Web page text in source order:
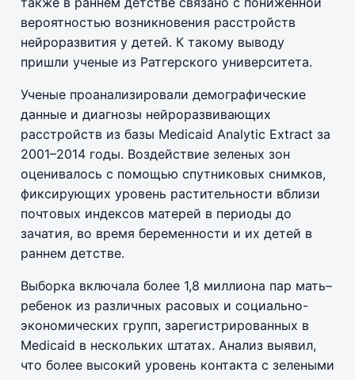
вероятностью возникновения расстройств
нейроразвития у детей. К такому выводу
пришли ученые из Ратгерского университета.
Ученые проанализировали демографические
данные и диагнозы нейроразвивающих
расстройств из базы Medicaid Analytic Extract за
2001–2014 годы. Воздействие зеленых зон
оценивалось с помощью спутниковых снимков,
фиксирующих уровень растительности вблизи
почтовых индексов матерей в периоды до
зачатия, во время беременности и их детей в
раннем детстве.
Выборка включала более 1,8 миллиона пар мать–
ребенок из различных расовых и социально-
экономических групп, зарегистрированных в
Medicaid в нескольких штатах. Анализ выявил,
что более высокий уровень контакта с зелеными